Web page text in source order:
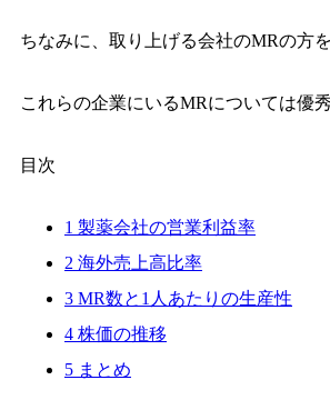
ちなみに、取り上げる会社のMRの方
これらの企業にいるMRについては優
目次
1 製薬会社の営業利益率
2 海外売上高比率
3 MR数と1人あたりの生産性
4 株価の推移
5 まとめ